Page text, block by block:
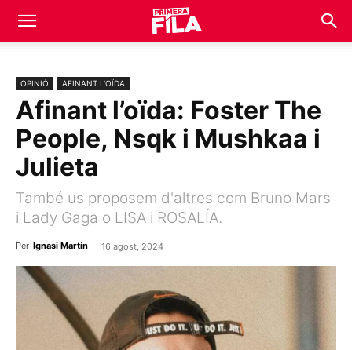
OPINIÓ AFINANT L'OÏDA
Afinant l’oïda: Foster The
People, Nsqk i Mushkaa i
Julieta
També us proposem d'altres com Bruno Mars
i Lady Gaga o LISA i ROSALÍA.
Per Ignasi Martín - 16 agost, 2024